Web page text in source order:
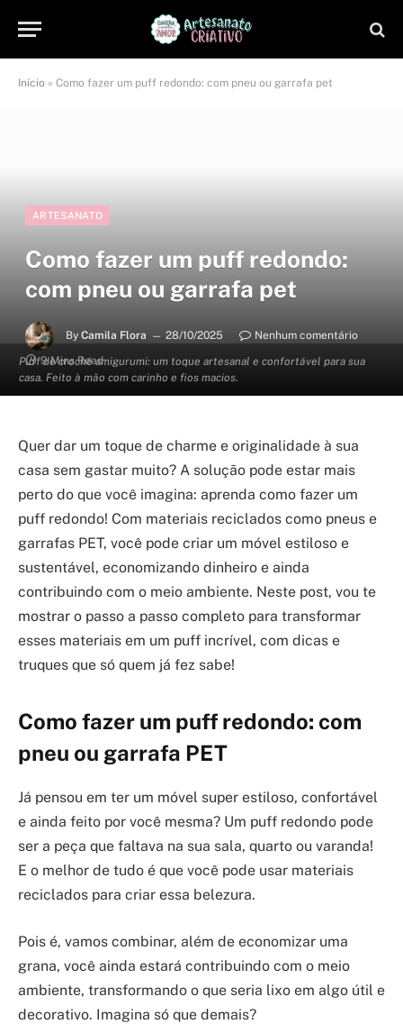
Início » Como fazer um puff redondo: com pneu ou garrafa pet
Puff de crochê amigurumi: um toque artesanal e confortável para sua
casa. Feito à mão com carinho e fios macios.
ARTESANATO
Como fazer um puff redondo:
com pneu ou garrafa pet
By Camila Flora 28/10/2025
Nenhum comentário
9 Mins Read
Quer dar um toque de charme e originalidade à sua
casa sem gastar muito? A solução pode estar mais
perto do que você imagina: aprenda como fazer um
puff redondo! Com materiais reciclados como pneus e
garrafas PET, você pode criar um móvel estiloso e
sustentável, economizando dinheiro e ainda
contribuindo com o meio ambiente. Neste post, vou te
mostrar o passo a passo completo para transformar
esses materiais em um puff incrível, com dicas e
truques que só quem já fez sabe!
Como fazer um puff redondo: com
pneu ou garrafa PET
Já pensou em ter um móvel super estiloso, confortável
e ainda feito por você mesma? Um puff redondo pode
ser a peça que faltava na sua sala, quarto ou varanda!
E o melhor de tudo é que você pode usar materiais
reciclados para criar essa belezura.
Pois é, vamos combinar, além de economizar uma
grana, você ainda estará contribuindo com o meio
ambiente, transformando o que seria lixo em algo útil e
decorativo. Imagina só que demais?